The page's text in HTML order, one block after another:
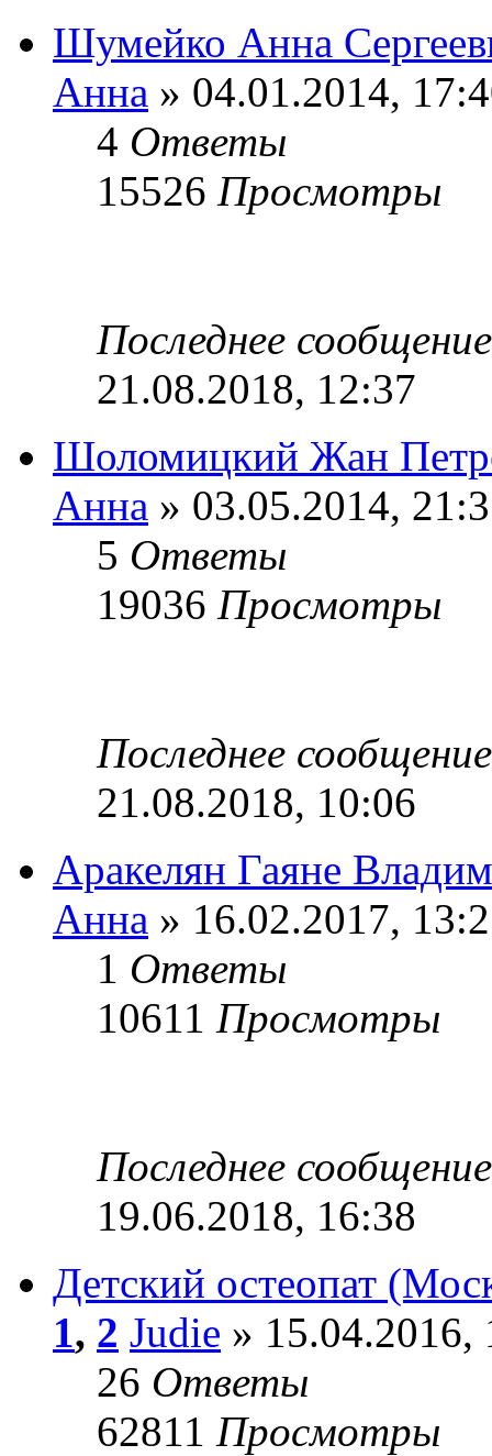
Шумейко Анна
Анна » 04.01.2014,
4 Ответы
15526 Просмотры
Последнее
21.08.2018, 12:37
Шоломицкий Жан
Анна » 03.05.2014,
5 Ответы
19036 Просмотры
Последнее
21.08.2018, 10:06
Аракелян Гаяне
Анна » 16.02.2017,
1 Ответы
10611 Просмотры
Последнее
19.06.2018, 16:38
Детский остеопат
1, 2 Judie » 15.04.2016,
26 Ответы
62811 Просмотры